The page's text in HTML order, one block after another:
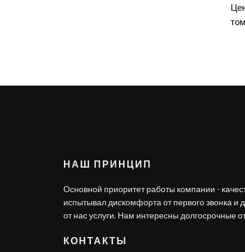
НАШ ПРИНЦИП
Основной приоритет работы компании -
испытывал дискомфорта от первого звонка и
от нас услуги. Нам интересны долгосрочные
КОНТАКТЫ